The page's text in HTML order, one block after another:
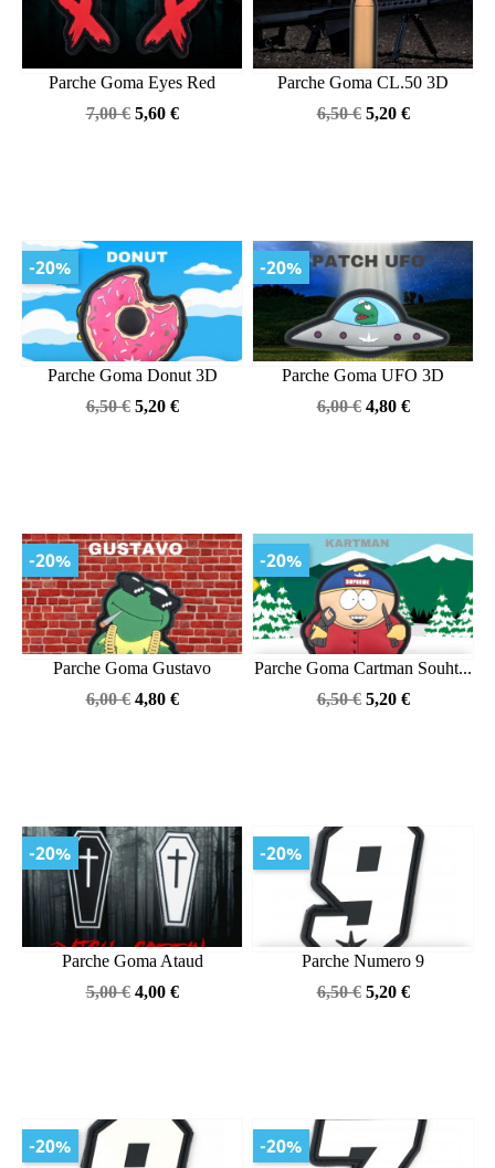
Parche Goma Eyes Red
Precio
7,00 € Precio
5,60 €
Parche Goma CL.50 3D
Precio
6,50 € Precio
5,20 €
Parche Goma Donut 3D
Precio
6,50 € Precio
5,20 €
-20%
Parche Goma UFO 3D
Precio
6,00 € Precio
4,80 €
-20%
Parche Goma Gustavo
Precio
6,00 € Precio
4,80 €
-20%
Parche Goma Cartman Souht...
Precio
6,50 € Precio
5,20 €
-20%
Parche Goma Ataud
Precio
5,00 € Precio
4,00 €
-20%
Parche Numero 9
Precio
6,50 € Precio
5,20 €
-20%
-20% -20%